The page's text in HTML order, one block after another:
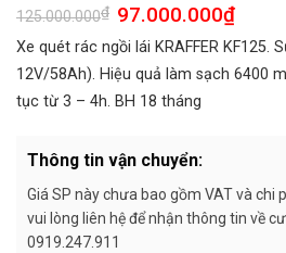
125.000.000₫ Giá
gốc
là:
125.000.000₫.
97.000.000₫Giá
tại
là:
Xe quét rác ngồi lái KRAFFER KF125.
12V/58Ah). Hiệu quả làm sạch 6400
tục từ 3 – 4h. BH 18 tháng
Thông tin vận chuyển:
Giá SP này chưa bao gồm VAT và chi
vui lòng liên hệ để nhận thông tin về
0919.247.911